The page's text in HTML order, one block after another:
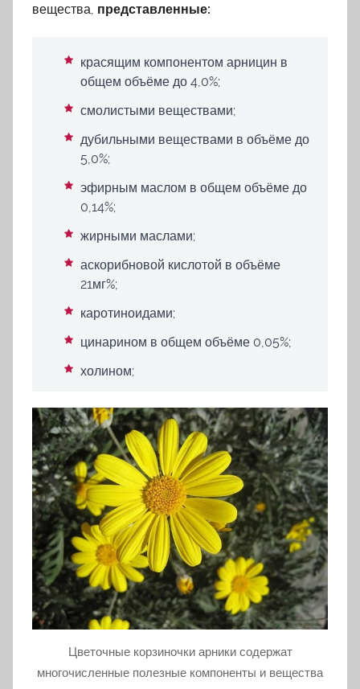
вещества, представленные:
красящим компонентом арницин в
общем объёме до 4,0%;
смолистыми веществами;
дубильными веществами в объёме до
5,0%;
эфирным маслом в общем объёме до
0,14%;
жирными маслами;
аскорибновой кислотой в объёме
21мг%;
каротиноидами;
цинарином в общем объёме 0,05%;
холином;
Цветочные корзиночки арники содержат
многочисленные полезные компоненты и вещества